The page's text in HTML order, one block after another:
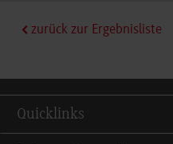
zurück zur Ergebnisliste
Quicklinks